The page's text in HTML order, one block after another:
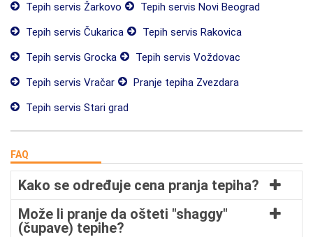
Tepih servis Žarkovo
Tepih servis Novi Beograd
Tepih servis Čukarica
Tepih servis Rakovica
Tepih servis Grocka
Tepih servis Voždovac
Tepih servis Vračar
Pranje tepiha Zvezdara
Tepih servis Stari grad
FAQ
Kako se određuje cena pranja tepiha?
Može li pranje da ošteti "shaggy"
(čupave) tepihe?